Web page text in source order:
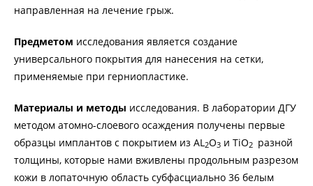
направленная на лечение грыж.
Предметом исследования является создание
универсального покрытия для нанесения на сетки,
применяемые при герниопластике.
Материалы и методы исследования. В лаборатории ДГУ
методом атомно-слоевого осаждения получены первые
образцы имплантов с покрытием из AL 2O3 и TiO2 разной
толщины, которые нами вживлены продольным разрезом
кожи в лопаточную область субфасциально 36 белым